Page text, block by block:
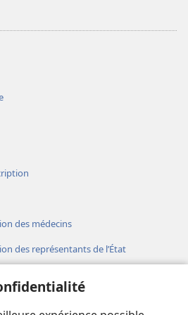
des médecins
des représentants de l’État